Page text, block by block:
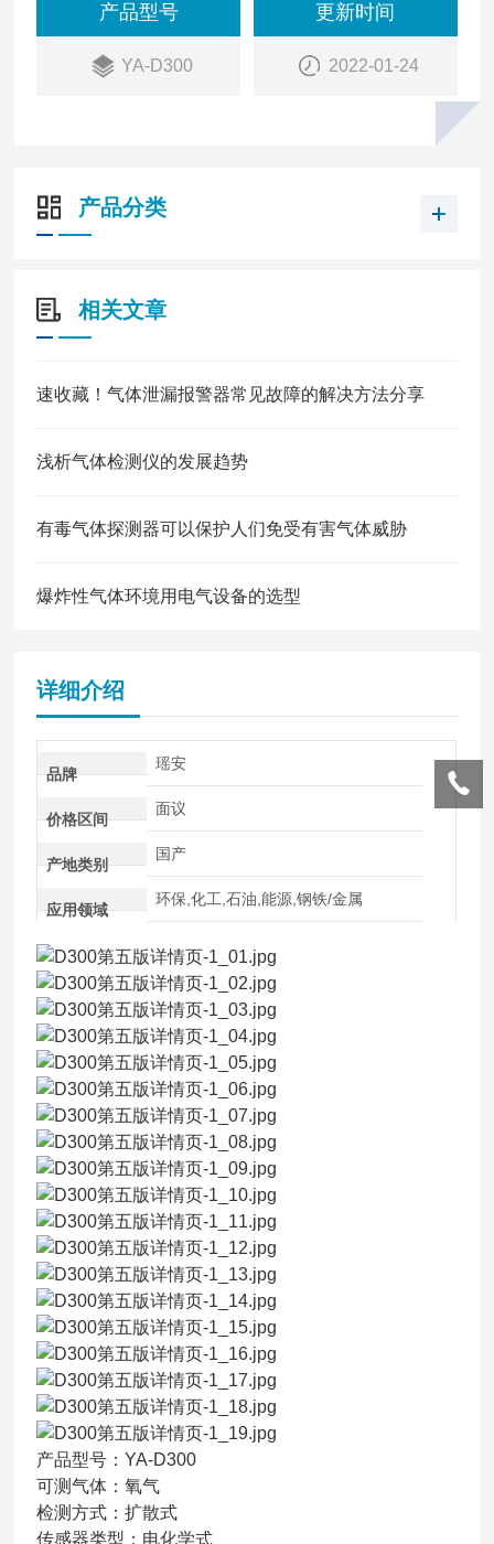
产品型号
YA-D300
更新时间
2022-01-24
产品分类
相关文章
速收藏！气体泄漏报警器常见故障的解决方法分享
浅析气体检测仪的发展趋势
有毒气体探测器可以保护人们免受有害气体威胁
爆炸性气体环境用电气设备的选型
详细介绍
品牌
瑶安
价格区间
面议
产地类别
国产
应用领域
环保,化工,石油,能源,钢铁/金属
产品型号：YA-D300
可测气体：氧气
检测方式：扩散式
传感器类型：电化学式